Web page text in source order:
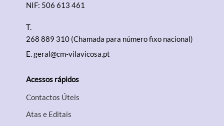
NIF: 506 613 461
T.
268 889 310 (Chamada para número fixo nacional)
E.geral@cm-vilavicosa.pt
Acessos rápidos
Contactos Úteis
Atas e Editais